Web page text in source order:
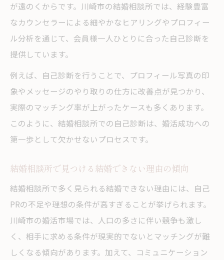
が遠のくからです。川崎市の結婚相談所では、経験豊富
なカウンセラーによる細やかなヒアリングやプロフィー
ル分析を通じて、会員様一人ひとりに合った自己診断を
提供しています。
例えば、自己診断を行うことで、プロフィール写真の印
象やメッセージのやり取りの仕方に改善点が見つかり、
実際のマッチング率が上がったケースも多くあります。
このように、結婚相談所での自己診断は、婚活成功への
第一歩として欠かせないプロセスです。
結婚相談所で見つける結婚できない理由の傾向
結婚相談所で多く見られる結婚できない理由には、自己
PRの不足や理想の条件が高すぎることが挙げられます。
川崎市の婚活市場では、人口の多さに伴い競争も激し
く、相手に求める条件が現実的でないとマッチングが難
しくなる傾向があります。加えて、コミュニケーション